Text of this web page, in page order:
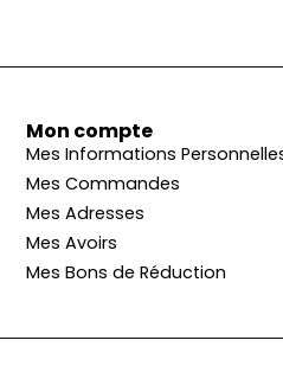
Mon compte
Mes Informations
Mes Commandes
Mes Adresses
Mes Avoirs
Mes Bons de Réduction